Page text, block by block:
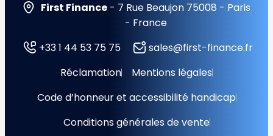
First Finance - 7 Rue Beaujon 75008 - Paris
- France
+33 1 44 53 75 75
sales@first-finance.fr
Réclamation
Mentions légales
Code d’honneur et accessibilité handicap
Conditions générales de vente